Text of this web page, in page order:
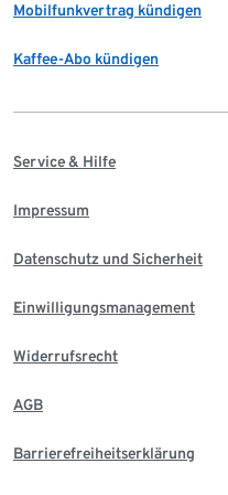
Mobilfunkvertrag kündigen
Kaffee-Abo kündigen
Service & Hilfe
Impressum
Datenschutz und Sicherheit
Einwilligungsmanagement
Widerrufsrecht
AGB
Barrierefreiheitserklärung